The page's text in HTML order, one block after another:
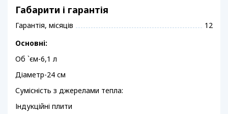
Габарити і гарантія
Гарантія, місяців
12
Основні:
Об `єм-6,1 л
Діаметр-24 см
Сумісність з джерелами тепла:
Індукційні плити